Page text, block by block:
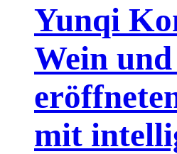
Yunqi
Wein
mit